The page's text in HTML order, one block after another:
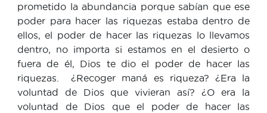
prometido la abundancia porque sabían que ese
poder para hacer las riquezas estaba dentro de
ellos, el poder de hacer las riquezas lo llevamos
dentro, no importa si estamos en el desierto o
fuera de él, Dios te dio el poder de hacer las
riquezas. ¿Recoger maná es riqueza? ¿Era la
voluntad de Dios que vivieran así? ¿O era la
voluntad de Dios que el poder de hacer las